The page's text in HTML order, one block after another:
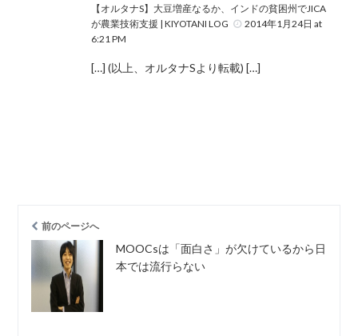
【オルタナS】大豆増産なるか、インドの貧困州でJICA
が農業技術支援 | KIYOTANI LOG
2014年1月24日 at
6:21 PM
[…] (以上、オルタナSより転載) […]
前のページへ
MOOCsは「面白さ」が欠けているから日
本では流行らない